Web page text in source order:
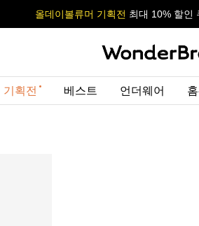
사이즈 무료 교환 서
올데이볼류머 기획전 최대 10% 할인
사이즈 무료 교환 서
올데이볼류머 기획전 최대 10% 할인
획전 베스트 언더웨어